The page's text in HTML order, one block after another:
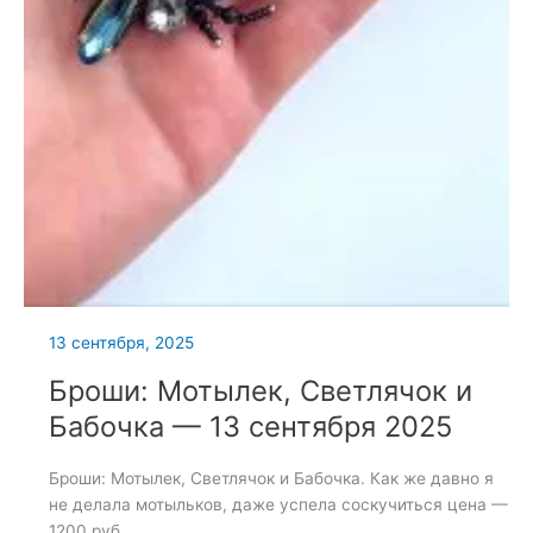
13 сентября, 2025
Броши: Мотылек, Светлячок и
Бабочка — 13 сентября 2025
Броши: Мотылек, Светлячок и Бабочка. Как же давно я
не делала мотыльков, даже успела соскучиться цена —